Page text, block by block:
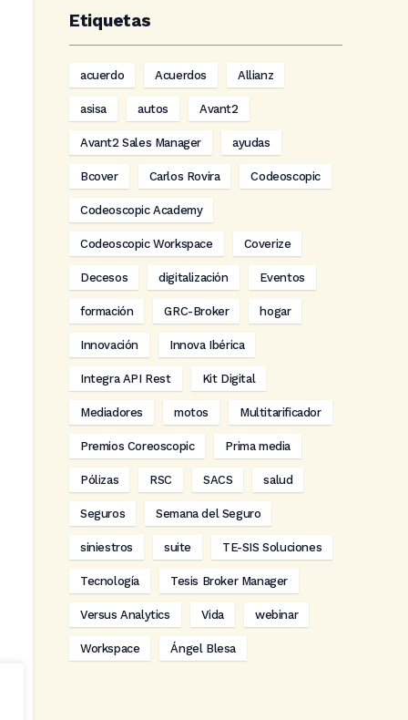
Etiquetas
acuerdo Acuerdos Allianz
asisa autos Avant2
Avant2 Sales Manager ayudas
Bcover Carlos Rovira Codeoscopic
Codeoscopic Academy
Codeoscopic Workspace Coverize
Decesos digitalización Eventos
formación GRC-Broker hogar
Innovación Innova Ibérica
Integra API Rest Kit Digital
Mediadores motos Multitarificador
Premios Coreoscopic Prima media
Pólizas RSC SACS salud
Seguros Semana del Seguro
siniestros suite TE-SIS Soluciones
Tecnología Tesis Broker Manager
Versus Analytics Vida webinar
Workspace Ángel Blesa